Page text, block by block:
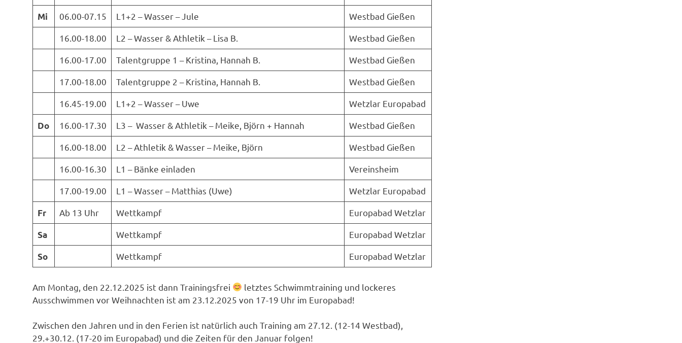
Mi 06.00-07.15 L1+2 – Wasser – Jule Westbad Gießen
16.00-18.00 L2 – Wasser & Athletik – Lisa B. Westbad Gießen
16.00-17.00 Talentgruppe 1 – Kristina, Hannah B. Westbad Gießen
17.00-18.00 Talentgruppe 2 – Kristina, Hannah B. Westbad Gießen
16.45-19.00 L1+2 – Wasser – Uwe Wetzlar Europabad
Do 16.00-17.30 L3 – Wasser & Athletik – Meike, Björn + Hannah Westbad Gießen
16.00-18.00 L2 – Athletik & Wasser – Meike, Björn Westbad Gießen
16.00-16.30 L1 – Bänke einladen Vereinsheim
17.00-19.00 L1 – Wasser – Matthias (Uwe) Wetzlar Europabad
Fr Ab 13 Uhr Wettkampf Europabad Wetzlar
Sa Wettkampf Europabad Wetzlar
So Wettkampf Europabad Wetzlar
Am Montag, den 22.12.2025 ist dann Trainingsfrei
letztes Schwimmtraining und lockeres
Ausschwimmen vor Weihnachten ist am 23.12.2025 von 17-19 Uhr im Europabad!
Zwischen den Jahren und in den Ferien ist natürlich auch Training am 27.12. (12-14 Westbad),
29.+30.12. (17-20 im Europabad) und die Zeiten für den Januar folgen!